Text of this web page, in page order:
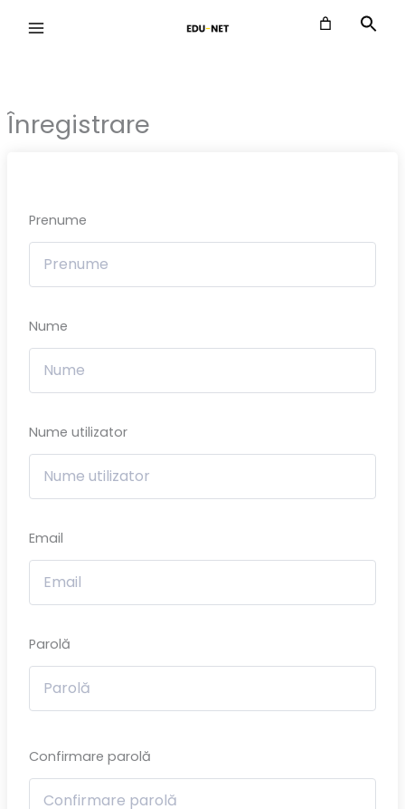
Înregistrare
Prenume
Nume
Nume utilizator
Email
Parolă
Confirmare parolă